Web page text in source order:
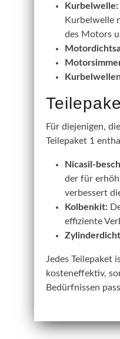
Kurbelwelle:
Kurbelwelle
des Motors
Für diejenigen,
Teilepaket 1
Nicasil-
der für
verbessert
Kolbenkit:
effiziente
Jedes Teilepaket
kosteneffektiv,
Bedürfnissen